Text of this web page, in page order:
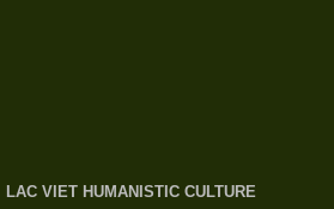
LAC VIET HUMANISTIC CULTURE